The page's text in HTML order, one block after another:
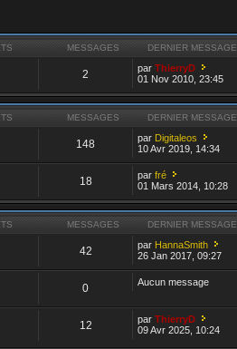
MESSAGES DERNIER MESSAGE
2 parThierryD
01 Nov 2010, 23:45
MESSAGES DERNIER MESSAGE
148 par Digitaleos
10 Avr 2019, 14:34
18 parfré
01 Mars 2014, 10:28
MESSAGES DERNIER MESSAGE
42 par HannaSmith
26 Jan 2017, 09:27
0 Aucun message
12 parThierryD
09 Avr 2025, 10:24